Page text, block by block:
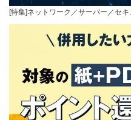
[特集]ネットワーク／サーバー／セ